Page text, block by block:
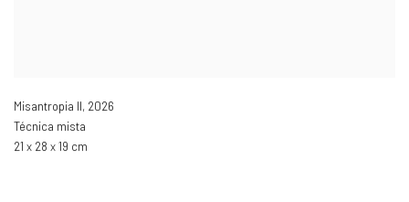
Misantropia II, 2026
Técnica mista
21 x 28 x 19 cm